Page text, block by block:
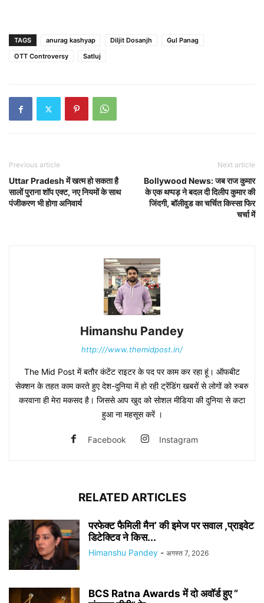
TAGS anurag kashyap Diljit Dosanjh
Gul Panag
OTT Controversy
Satluj
Previous article
Uttar Pradesh में खत्म हो सकता है
सालों पुराना शॉप एक्ट, नए नियमों के साथ
पंजीकरण भी होगा अनिवार्य
Next article
Bollywood News: जब राज कुमार
के एक थप्पड़ ने बदल दी दिलीप कुमार की
जिंदगी, बॉलीवुड का चर्चित किस्सा फिर
चर्चा में
Himanshu Pandey
http:///www.themidpost.in/
The Mid Post में बतौर कंटेंट राइटर के पद पर काम कर रहा हूं। ऑफबीट
सेक्शन के तहत काम करते हुए देश-दुनिया में हो रही ट्रेंडिंग खबरों से लोगों को रुबरु
करवाना ही मेरा मकसद है। जिससे आप खुद को सोशल मीडिया की दुनिया से कटा
हुआ ना महसूस करें ।
Facebook Instagram
RELATED ARTICLES
परफेक्ट फैमिली मैन’ की इमेज पर सवाल ,प्राइवेट
डिटेक्टिव ने किस...
Himanshu Pandey - अगस्त 7, 2026
BCS Ratna Awards में दो अवॉर्ड हुए ”